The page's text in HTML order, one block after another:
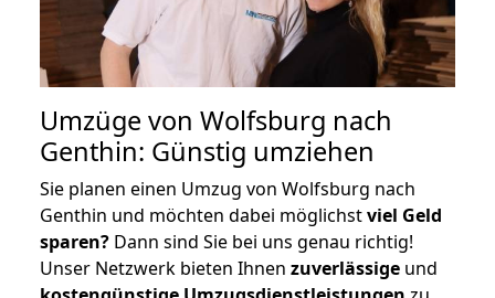
Umzüge von Wolfsburg nach
Genthin: Günstig umziehen
Sie planen einen Umzug von Wolfsburg nach
Genthin und möchten dabei möglichstviel Geld
sparen? Dann sind Sie bei uns genau richtig!
Unser Netzwerk bieten Ihnen zuverlässige und